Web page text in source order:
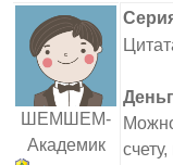
ШЕМШЕМ-
Академик